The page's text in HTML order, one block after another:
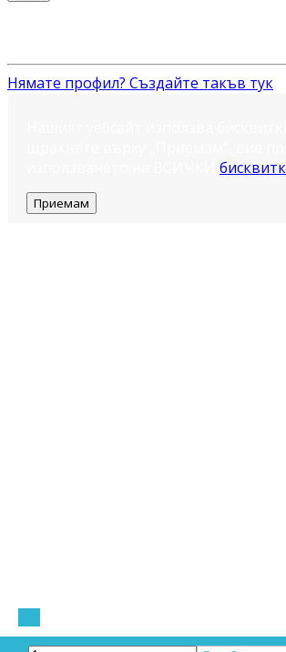
Нямате профил? Създайте такъв тук
Приемам